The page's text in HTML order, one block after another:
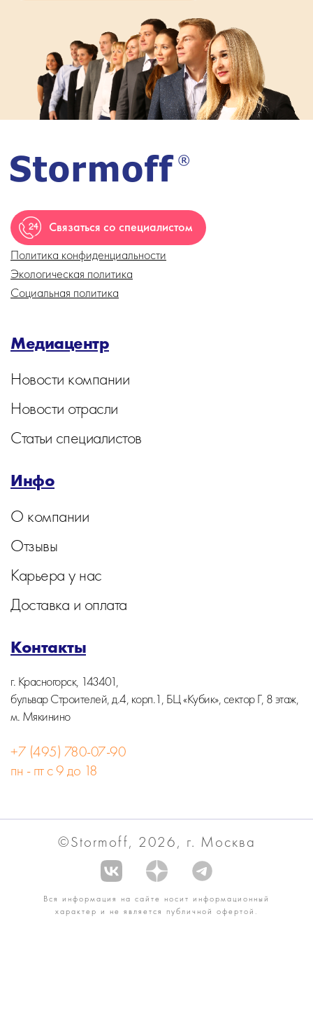
Связаться со специалистом
Политика конфиденциальности
Экологическая политика
Социальная политика
Медиацентр
Новости компании
Новости отрасли
Статьи специалистов
Инфо
О компании
Отзывы
Карьера у нас
Доставка и оплата
Контакты
г. Красногорск, 143401,
бульвар Строителей, д.4, корп.1, БЦ «Кубик», сектор Г, 8 этаж,
м. Мякинино
+7 (495) 780-07-90
пн - пт с 9 до 18
©Stormoff, 2026, г. Москва
Вся информация на сайте носит информационный
характер и не является публичной офертой.